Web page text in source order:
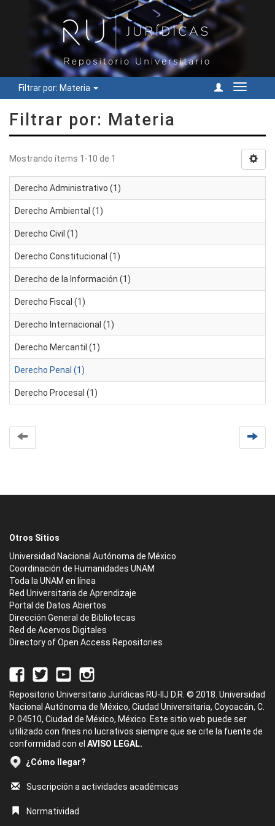
Filtrar por: Materia
Cambiar
Filtrar por: Materia
Mostrando ítems 1-10 de 1
Derecho Administrativo (1)
Derecho Ambiental (1)
Derecho Civil (1)
Derecho Constitucional (1)
Derecho de la Información (1)
Derecho Fiscal (1)
Derecho Internacional (1)
Derecho Mercantil (1)
Derecho Penal (1)
Derecho Procesal (1)
Otros Sitios
Universidad Nacional Autónoma de México
Coordinación de Humanidades UNAM
Toda la UNAM en línea
Red Universitaria de Aprendizaje
Portal de Datos Abiertos
Dirección General de Bibliotecas
Red de Acervos Digitales
Directory of Open Access Repositories
Repositorio Universitario Jurídicas RU-IIJ D.R. © 2018. Universidad
Nacional Autónoma de México, Ciudad Universitaria, Coyoacán, C.
P. 04510, Ciudad de México, México. Este sitio web puede ser
utilizado con fines no lucrativos siempre que se cite la fuente de
conformidad con el AVISO LEGAL.
¿Cómo llegar?
Suscripción a actividades académicas
Normatividad